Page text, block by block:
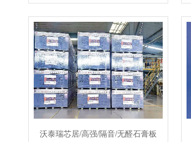
居/透明蓝轻钢龙骨的
沃泰瑞芯居/高强/隔音/无醛石膏板